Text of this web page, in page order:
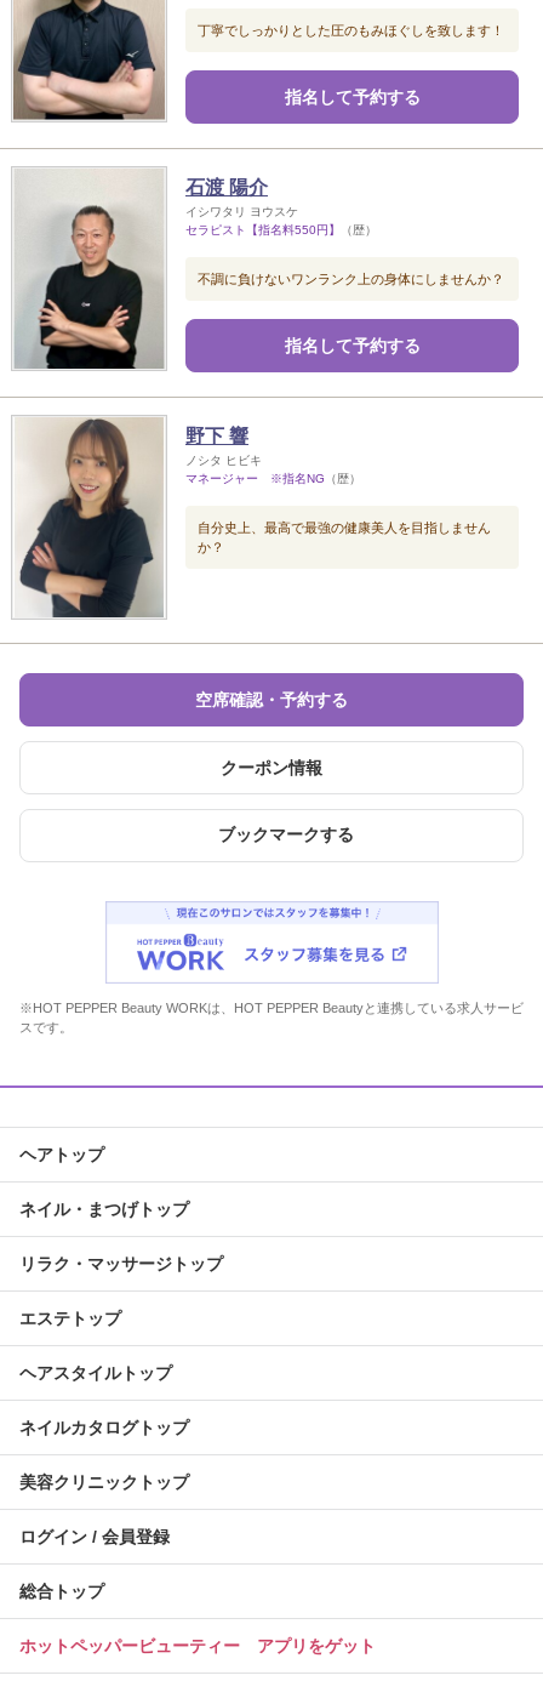
丁寧でしっかりとした圧のもみほぐしを致します！
指名して予約する
石渡 陽介
イシワタリ ヨウスケ
セラピスト【指名料550円】
（歴）
不調に負けないワンランク上の身体にしませんか？
指名して予約する
野下 響
ノシタ ヒビキ
マネージャー ※指名NG （歴）
自分史上、最高で最強の健康美人を目指しません
か？
空席確認・予約する
クーポン情報
ブックマークする
※HOT PEPPER Beauty WORKは、HOT PEPPER Beautyと連携している求人サービ
スです。
ヘアトップ
ネイル・まつげトップ
リラク・マッサージトップ
エステトップ
ヘアスタイルトップ
ネイルカタログトップ
美容クリニックトップ
ログイン / 会員登録
総合トップ
ホットペッパービューティー アプリをゲット